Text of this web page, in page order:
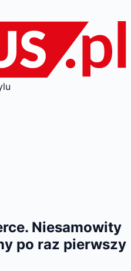
Niesamowity
po raz pierwszy